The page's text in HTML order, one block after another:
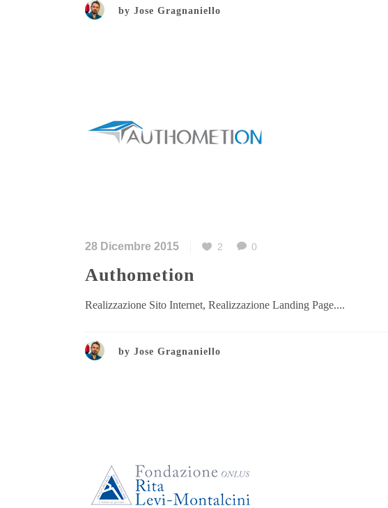
by Jose Gragnaniello
28 Dicembre 2015 2 0
Authometion
Realizzazione Sito Internet, Realizzazione Landing Page....
by Jose Gragnaniello